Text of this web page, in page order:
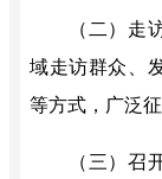
（二）走
域走访群众、
等方式，广泛征
（三）召